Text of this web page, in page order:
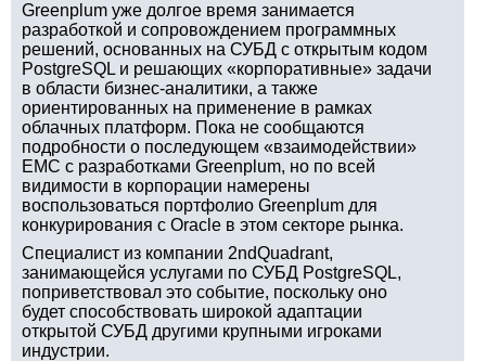
Greenplum уже долгое время занимается
разработкой и сопровождением программных
решений, основанных на СУБД с открытым кодом
PostgreSQL и решающих «корпоративные» задачи
в области бизнес-аналитики, а также
ориентированных на применение в рамках
облачных платформ. Пока не сообщаются
подробности о последующем «взаимодействии»
EMC с разработками Greenplum, но по всей
видимости в корпорации намерены
воспользоваться портфолио Greenplum для
конкурирования с Oracle в этом секторе рынка.
Специалист из компании 2ndQuadrant,
занимающейся услугами по СУБД PostgreSQL,
поприветствовал это событие, поскольку оно
будет способствовать широкой адаптации
открытой СУБД другими крупными игроками
индустрии.